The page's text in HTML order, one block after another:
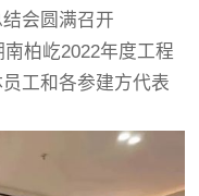
会圆满召开
柏屹2022年度工程
工和各参建方代表